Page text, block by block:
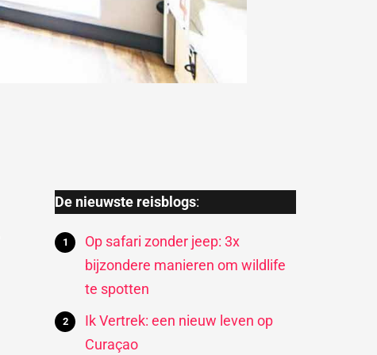
De nieuwste reisblogs:
Op safari zonder jeep: 3x
bijzondere manieren om wildlife
te spotten
Ik Vertrek: een nieuw leven op
Curaçao